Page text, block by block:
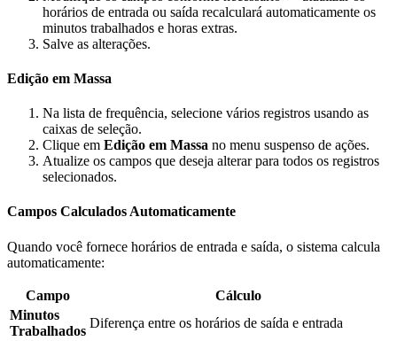
horários de entrada ou saída recalculará automaticamente os
minutos trabalhados e horas extras.
Salve as alterações.
Edição em Massa
Na lista de frequência, selecione vários registros usando as
caixas de seleção.
Clique em Edição em Massa no menu suspenso de ações.
Atualize os campos que deseja alterar para todos os registros
selecionados.
Campos Calculados Automaticamente
Quando você fornece horários de entrada e saída, o sistema calcula
automaticamente:
Campo
Cálculo
Minutos
Trabalhados
Diferença entre os horários de saída e entrada